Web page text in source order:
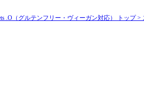
.O（グルテンフリー・ヴィーガン対応） トップ >